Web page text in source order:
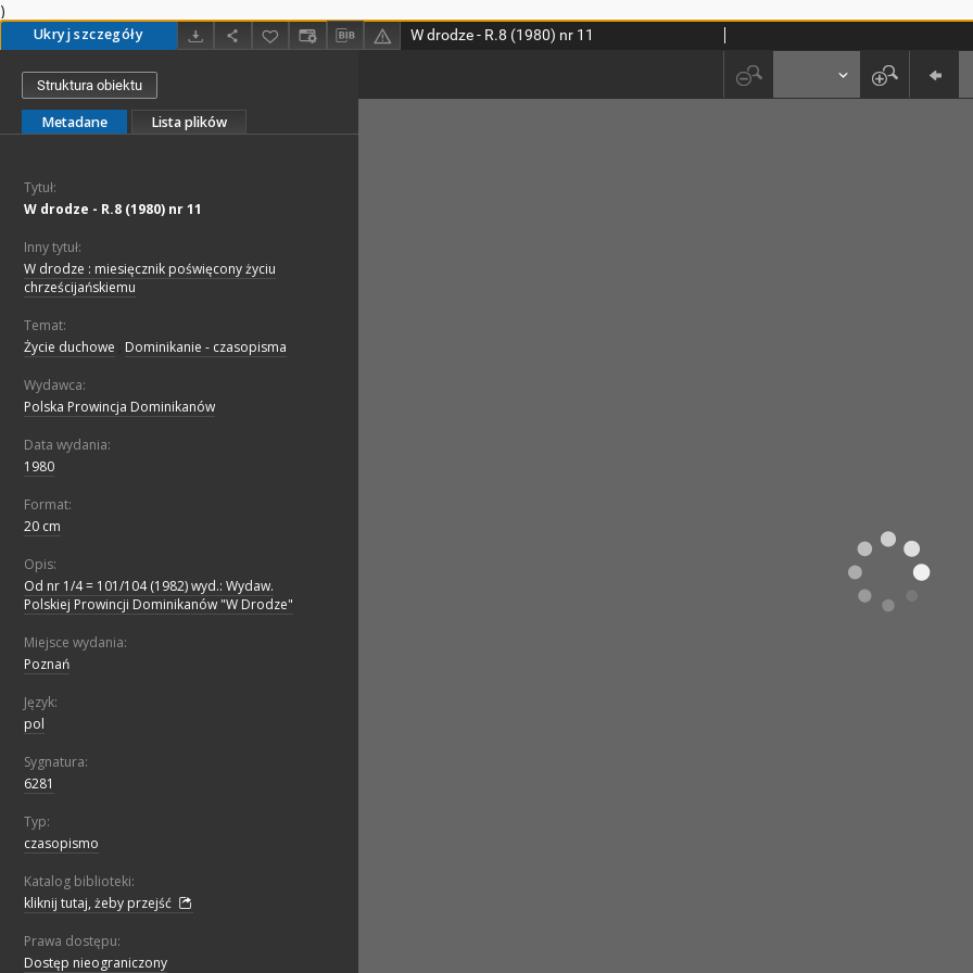
)
Ukryj szczegóły W drodze - R.8 (1980) nr 11
Struktura obiektu
Metadane Lista plików
Tytuł:
W drodze - R.8 (1980) nr 11
Inny tytuł:
W drodze : miesięcznik poświęcony życiu
chrześcijańskiemu
Temat:
Życie duchowe
Dominikanie - czasopisma
Wydawca:
Polska Prowincja Dominikanów
Data wydania:
1980
Format:
20 cm
Opis:
Od nr 1/4 = 101/104 (1982) wyd.: Wydaw.
Polskiej Prowincji Dominikanów "W Drodze"
Miejsce wydania:
Poznań
Język:
pol
Sygnatura:
6281
Typ:
czasopismo
Katalog biblioteki:
kliknij tutaj, żeby przejść
Prawa dostępu:
Dostęp nieograniczony